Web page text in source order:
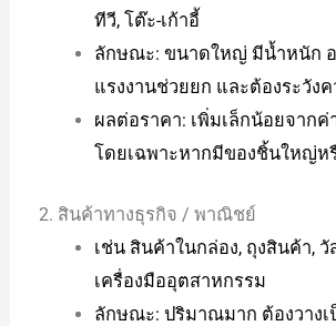
ทีวี, โต๊ะ-เก้าอี้
ลักษณะ: ขนาดใหญ่ มีน้ำหนัก
แรงงานช่วยยก และต้องระวัง
ผลต่อราคา: เพิ่มเล็กน้อยจากค่
โดยเฉพาะหากมีของชิ้นใหญ่หรื
2. สินค้าทางธุรกิจ / พาณิชย์
เช่น สินค้าในกล่อง, ถุงสินค้า, วั
เครื่องมืออุตสาหกรรม
ลักษณะ: ปริมาณมาก ต้องวางเ